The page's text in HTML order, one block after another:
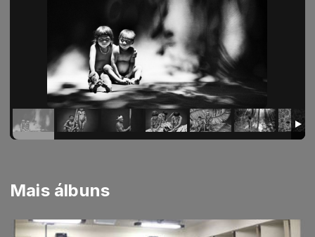
Mais álbuns